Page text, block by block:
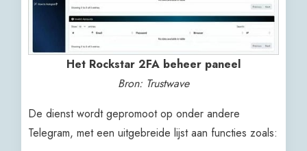
Het Rockstar 2FA beheer paneel
Bron: Trustwave
De dienst wordt gepromoot op onder andere
Telegram, met een uitgebreide lijst aan functies zoals: